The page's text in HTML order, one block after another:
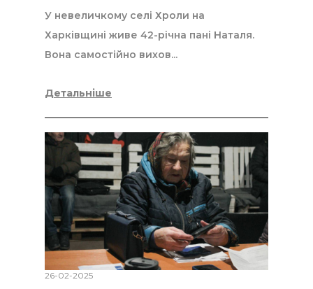
У невеличкому селі Хроли на
Харківщині живе 42-річна пані Наталя.
Вона самостійно вихов...
Детальніше
26-02-2025